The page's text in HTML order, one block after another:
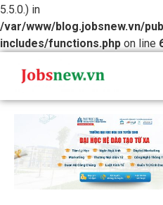
5.5.0.) in
/var/www/blog.jobsnew.vn/
includes/functions.php on line